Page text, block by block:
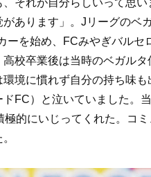
それが自分らしいって思い
あります」。Jリーグのベ
ーを始め、FCみやぎバルセ
校卒業後は当時のベガルタ
境に慣れず自分の持ち味
FC）と泣いていました。
的にいじってくれた。コミ